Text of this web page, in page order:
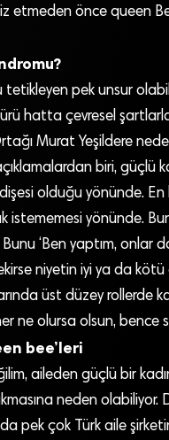
etmeden önce queen
tetikleyen pek unsur
hatta çevresel
Murat Yeşildere
biri, güçlü
olduğu yönünde.
yönünde.
‘Ben yaptım, onlar
niyetin iyi ya da kötü
üst düzey rollerde
ne olursa olsun, bence
bee’leri
aileden güçlü bir
neden olabiliyor.
pek çok Türk aile